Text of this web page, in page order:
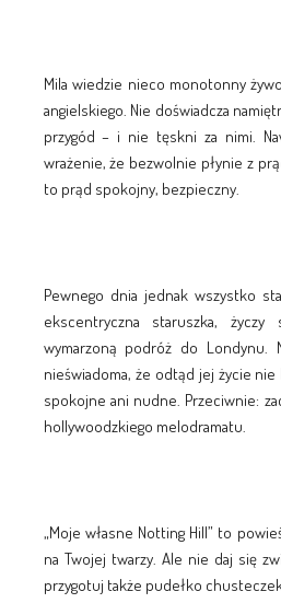
Mila wiedzie nieco monotonny
angielskiego. Nie doświadcza
przygód – i nie tęskni za nimi.
wrażenie, że bezwolnie płynie z
to prąd spokojny, bezpieczny.
Pewnego dnia jednak wszystko
ekscentryczna staruszka,
wymarzoną podróż do Londynu.
nieświadoma, że odtąd jej życie
spokojne ani nudne. Przeciwnie:
hollywoodzkiego melodramatu.
„Moje własne Notting Hill” to
na Twojej twarzy. Ale nie daj się
przygotuj także pudełko